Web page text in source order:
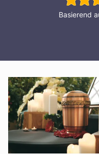
Basierend